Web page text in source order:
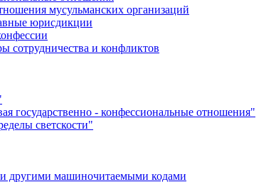
мусульманских организаций
юрисдикции
сотрудничества и конфликтов
государственно - конфессиональные отношения"
светскости"
другими машиночитаемыми кодами